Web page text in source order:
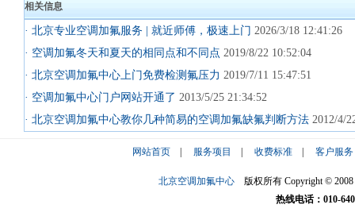
相关信息
· 北京专业空调加氟服务 | 就近师傅，极速上门 2026/3/18 12:41:26
· 空调加氟冬天和夏天的相同点和不同点 2019/8/22 10:52:04
· 北京空调加氟中心上门免费检测氟压力 2019/7/11 15:47:51
· 空调加氟中心门户网站开通了 2013/5/25 21:34:52
· 北京空调加氟中心教你几种简易的空调加氟缺氟判断方法 2012/4/
网站首页 服务项目 收费标准 客户服务
北京空调加氟中心版权所有 Copyright © 2008
热线电话：010-